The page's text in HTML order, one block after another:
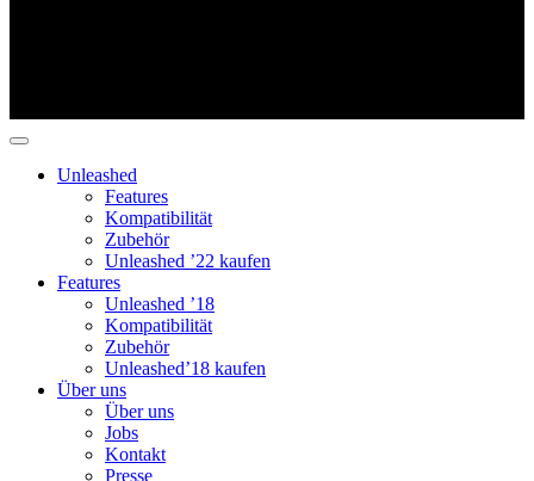
Unleashed
Features
Kompatibilität
Zubehör
Unleashed ’22 kaufen
Features
Unleashed ’18
Kompatibilität
Zubehör
Unleashed’18 kaufen
Über uns
Über uns
Jobs
Kontakt
Presse